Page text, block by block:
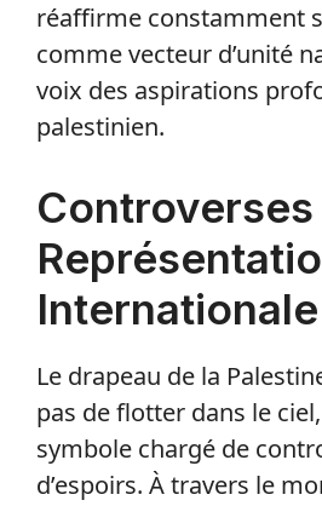
réaffirme constamment
comme vecteur d’unité
voix des aspirations
palestinien.
Internationale
Le drapeau de la
pas de flotter dans le
symbole chargé de
d’espoirs. À travers le